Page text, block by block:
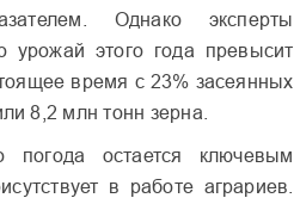
Однако эксперты
урожай этого года превысит
время с 23% засеянных
8,2 млн тонн зерна.
погода остается ключевым
в работе аграриев.